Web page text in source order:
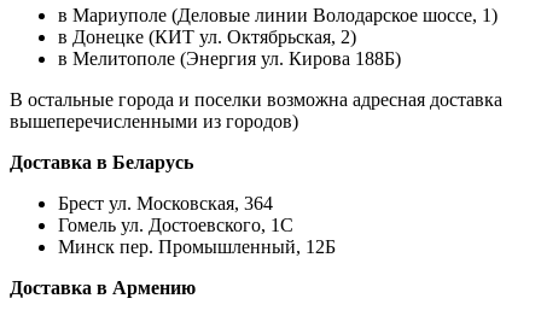
в Мариуполе (Деловые линии Володарское шоссе, 1)
в Донецке (КИТ ул. Октябрьская, 2)
в Мелитополе (Энергия ул. Кирова 188Б)
В остальные города и поселки возможна адресная доставка
вышеперечисленными из городов)
Доставка в Беларусь
Брест ул. Московская, 364
Гомель ул. Достоевского, 1С
Минск пер. Промышленный, 12Б
Доставка в Армению